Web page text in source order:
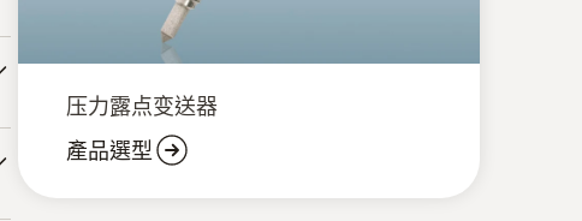
压力露点变送器
產品選型